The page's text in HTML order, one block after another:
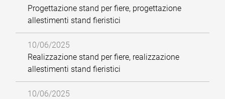
Progettazione stand per fiere, progettazione
allestimenti stand fieristici
10/06/2025
Realizzazione stand per fiere, realizzazione
allestimenti stand fieristici
10/06/2025